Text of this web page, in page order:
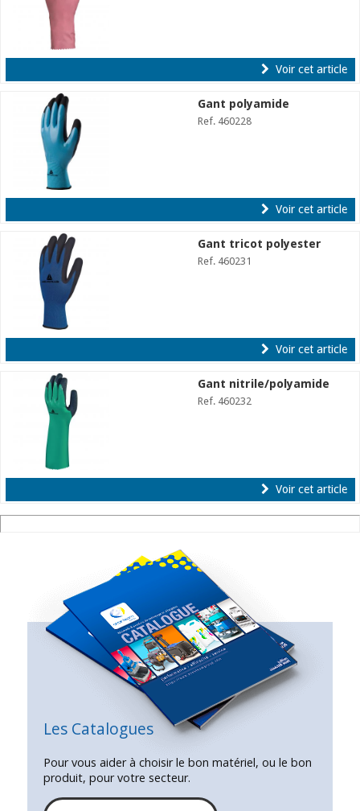
Voir cet article
Gant polyamide
Ref. 460228
Voir cet article
Gant tricot polyester
Ref. 460231
Voir cet article
Gant nitrile/polyamide
Ref. 460232
Voir cet article
Les Catalogues
Pour vous aider à choisir le bon matériel, ou le bon
produit, pour votre secteur.